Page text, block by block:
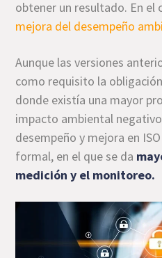
obtener un resultado. En el
mejora del desempeño
Aunque las versiones
como requisito la
donde existía una mayor
impacto ambiental
desempeño y mejora en
formal, en el que se da
medición y el monitoreo.